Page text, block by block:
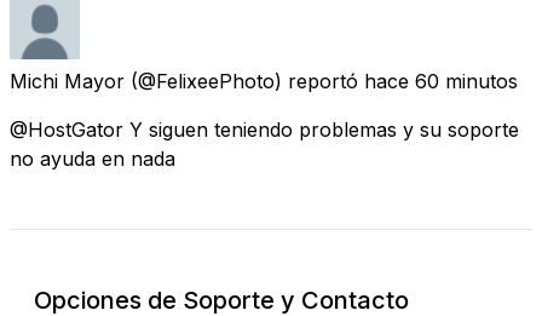
Michi Mayor (@FelixeePhoto) reportó hace 60 minutos
@HostGator Y siguen teniendo problemas y su soporte
no ayuda en nada
Opciones de Soporte y Contacto